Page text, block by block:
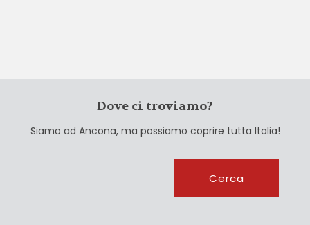
Dove ci troviamo?
Siamo ad Ancona, ma possiamo coprire tutta Italia!
Cerca